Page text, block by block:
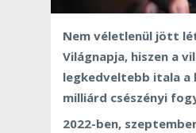
Nem véletlenül jött
Világnapja, hiszen a
legkedveltebb itala a
milliárd csészényi
2022-ben,